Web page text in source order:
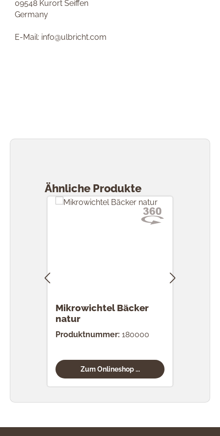
09548 Kurort Seiffen
Germany
E-Mail: info@ulbricht.com
Ähnliche Produkte
Mikrowichtel Bäcker
natur
Produktnummer: 180000
Zum Onlineshop ...